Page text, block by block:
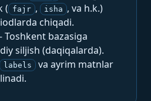
( fajr , isha , va h.k.)
chiqadi.
bazasiga
siljish (daqiqalarda).
labels
va ayrim matnlar